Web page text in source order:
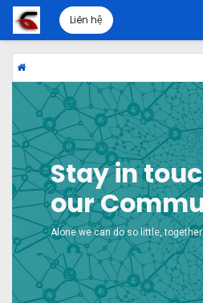
Liên hệ
Stay in
our
Alone we can do so little,